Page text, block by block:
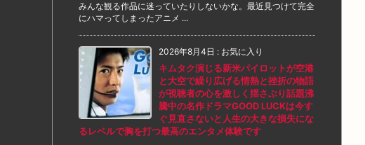
みんな観る作品に迷っていたりしないかな。最近見つけて完全
にハマってしまったアニメ ...
2026年8月4日 : お気に入り
キムタク演じる新米パイロットが空港
と大空で繰り広げる情熱と挫折の物語
が視聴者の心を激しく揺さぶり話題沸
騰中の名作ドラマGOOD LUCKは今す
ぐ見直さないと人生の大きな損失にな
るレベルで胸を打つ最高のエンタメ体験です